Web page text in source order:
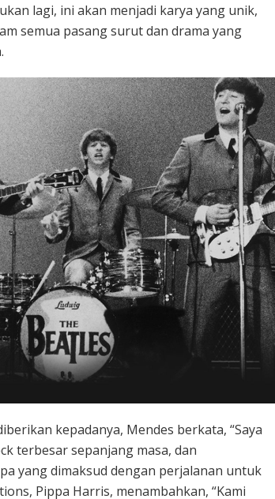
lagi, ini akan menjadi karya yang unik,
semua pasang surut dan drama yang
kepadanya, Mendes berkata, “Saya
terbesar sepanjang masa, dan
yang dimaksud dengan perjalanan untuk
Pippa Harris, menambahkan, “Kami